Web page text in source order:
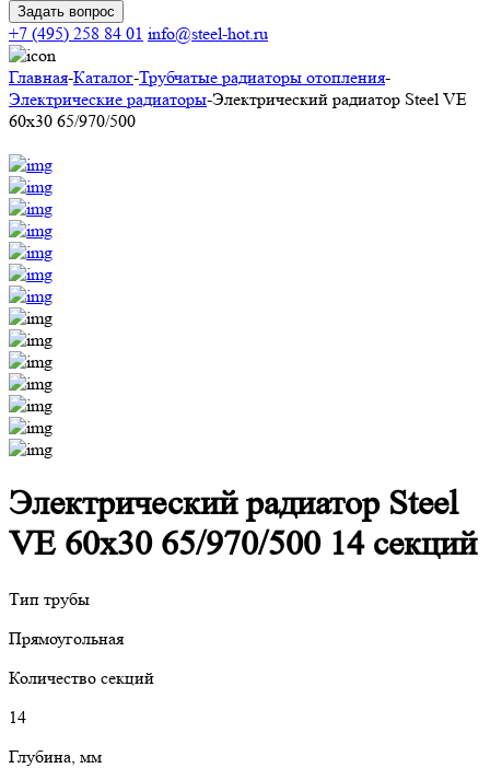
Задать вопрос
+7 (495) 258 84 01 info@steel-hot.ru
Главная-Каталог-Трубчатые радиаторы отопления-
Электрические радиаторы-Электрический радиатор Steel VE
60х30 65/970/500
Электрический радиатор Steel
VE 60х30 65/970/500 14 секций
Тип трубы
Прямоугольная
Количество секций
14
Глубина, мм